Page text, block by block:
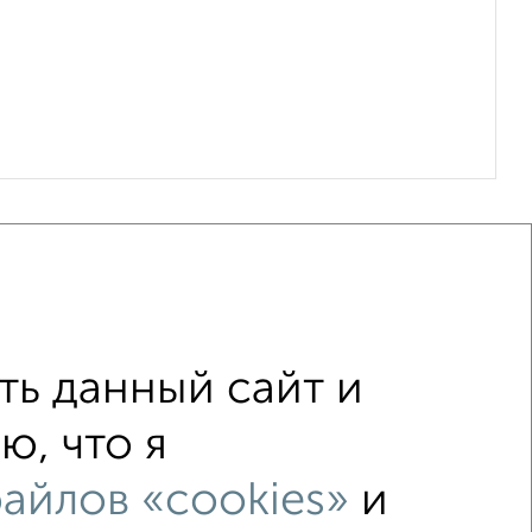
С холодильником
Можно с животными
данный сайт и
что я
«cookies» и